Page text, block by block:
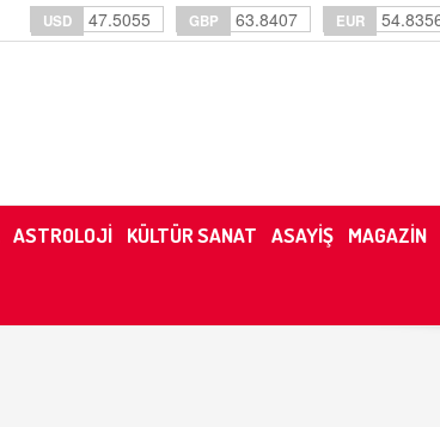
USD 47.5055 GBP 63.8407 EUR
ASTROLOJİ KÜLTÜR SANAT ASAYİŞ MAGAZİN